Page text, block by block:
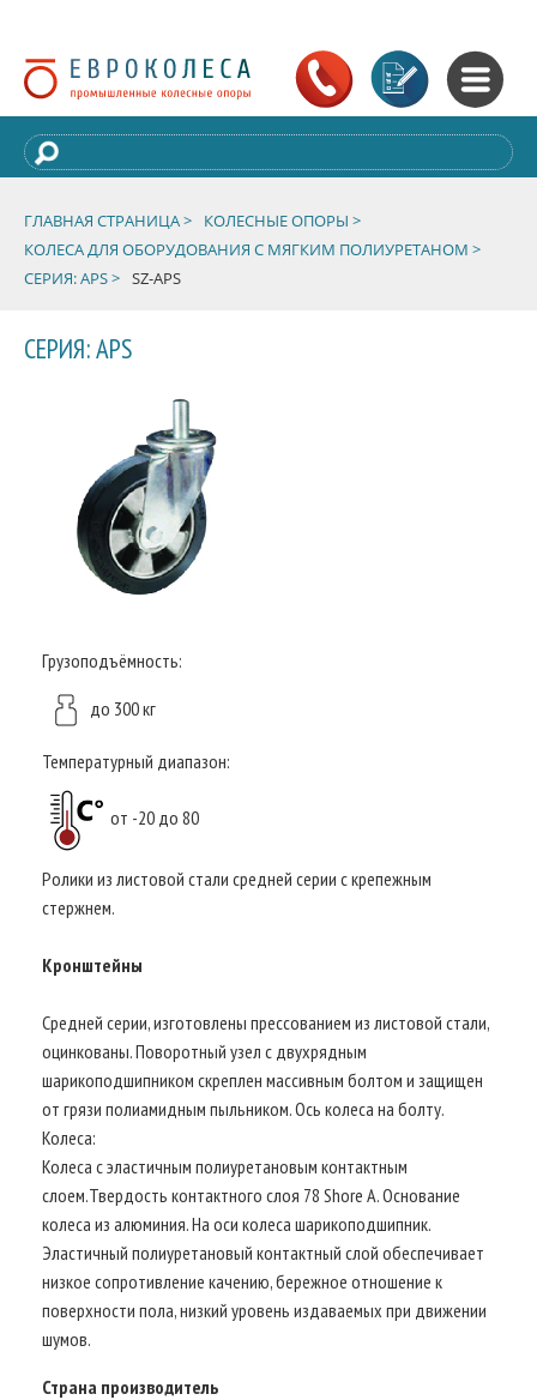
ГЛАВНАЯ СТРАНИЦА >
КОЛЕСНЫЕ ОПОРЫ >
КОЛЕСА ДЛЯ ОБОРУДОВАНИЯ С МЯГКИМ ПОЛИУРЕТАНОМ >
СЕРИЯ: APS > SZ-APS
СЕРИЯ: APS
Грузоподъёмность:
до 300 кг
Температурный диапазон:
от -20 до 80
Ролики из листовой стали средней серии с крепежным
стержнем.
Кронштейны
Средней серии, изготовлены прессованием из листовой стали,
оцинкованы. Поворотный узел с двухрядным
шарикоподшипником скреплен массивным болтом и защищен
от грязи полиамидным пыльником. Ось колеса на болту.
Колеса:
Колеса с эластичным полиуретановым контактным
слоем.Твердость контактного слоя 78 Shore A. Основание
колеса из алюминия. На оси колеса шарикоподшипник.
Эластичный полиуретановый контактный слой обеспечивает
низкое сопротивление качению, бережное отношение к
поверхности пола, низкий уровень издаваемых при движении
шумов.
Страна производитель